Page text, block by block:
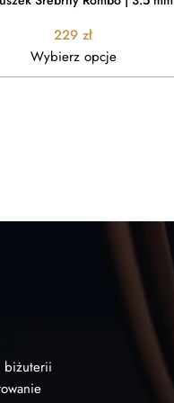
229 zł
Wybierz opcje
biżuterii